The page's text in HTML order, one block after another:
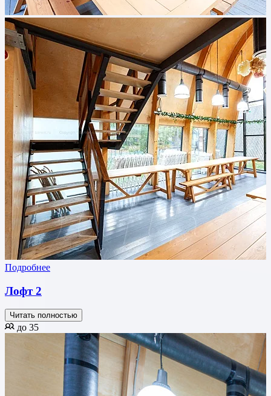
Подробнее
Лофт 2
Читать полностью
до 35